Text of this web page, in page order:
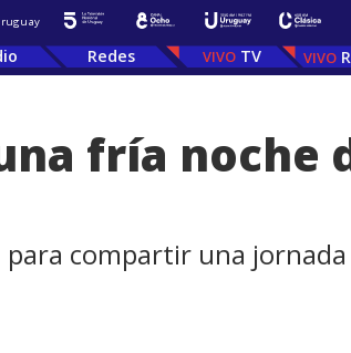
Redes TV
fría noche
compartir una